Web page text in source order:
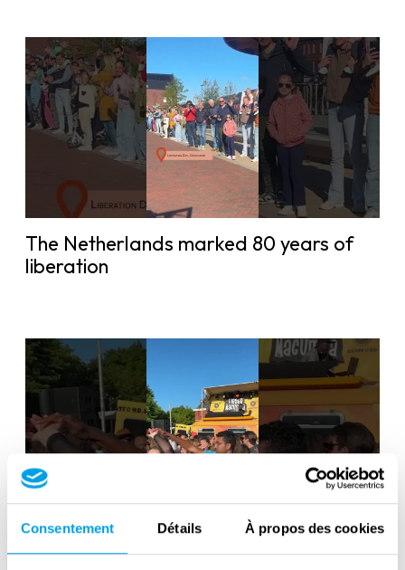
Consentement Détails À propos des cookies
The Netherlands marked 80 years of
liberation
Liberation Day in the Netherlands: 80